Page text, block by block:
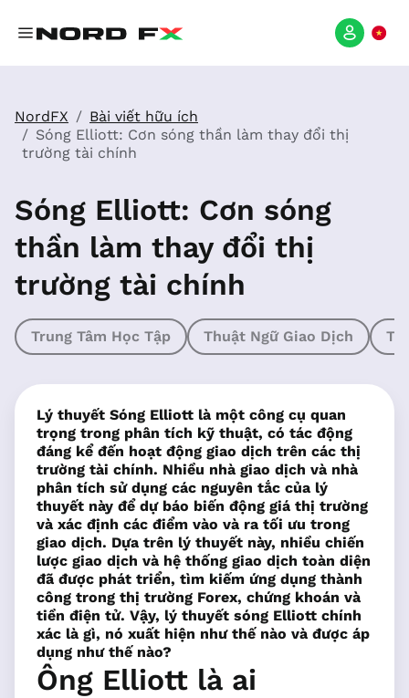
NordFX
Bài viết hữu ích
Sóng Elliott: Cơn sóng thần làm thay đổi thị
trường tài chính
Sóng Elliott: Cơn sóng
thần làm thay đổi thị
trường tài chính
Trung Tâm Học Tập Thuật Ngữ Giao Dịch
Lý thuyết Sóng Elliott là một công cụ quan
trọng trong phân tích kỹ thuật, có tác động
đáng kể đến hoạt động giao dịch trên các thị
trường tài chính. Nhiều nhà giao dịch và nhà
phân tích sử dụng các nguyên tắc của lý
thuyết này để dự báo biến động giá thị trường
và xác định các điểm vào và ra tối ưu trong
giao dịch. Dựa trên lý thuyết này, nhiều chiến
lược giao dịch và hệ thống giao dịch toàn diện
đã được phát triển, tìm kiếm ứng dụng thành
công trong thị trường Forex, chứng khoán và
tiền điện tử. Vậy, lý thuyết sóng Elliott chính
xác là gì, nó xuất hiện như thế nào và được áp
dụng như thế nào?
Ông Elliott là ai